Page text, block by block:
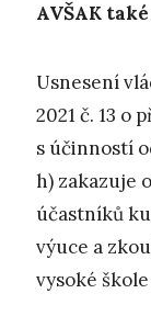
AVŠAK
Usnesení
2021 č. 13 o
s účinností
h) zakazuje
účastníků
výuce a
vysoké